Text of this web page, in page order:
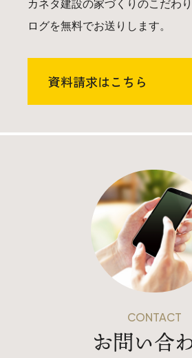
カネタ建設の家づくりのこだわ
ログを無料でお送りします。
資料請求はこちら
CONTACT
お問い合